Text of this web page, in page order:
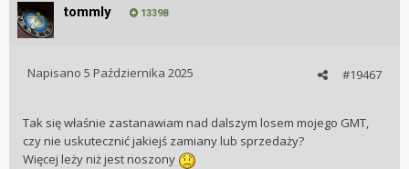
tommly 13398
#19467
Napisano 5 Października 2025
Tak się właśnie zastanawiam nad dalszym losem mojego GMT,
czy nie uskutecznić jakiejś zamiany lub sprzedaży?
Więcej leży niż jest noszony